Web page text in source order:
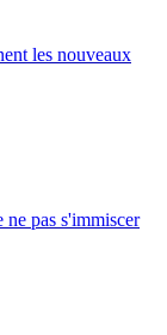
les nouveaux
pas s'immiscer